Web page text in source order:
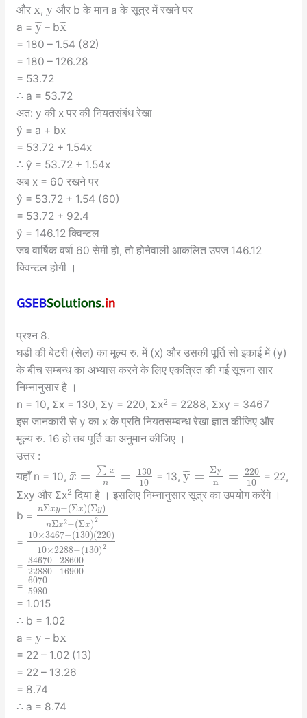
और x
¯¯
¯,y
¯¯
¯ और b के मान a के सूत्र में रखने पर
a = y
¯¯
¯ – bx
¯¯
¯
= 180 – 1.54 (82)
= 180 – 126.28
= 53.72
∴ a = 53.72
अत: y की x पर की नियतसंबंध रेखा
ŷ = a + bx
= 53.72 + 1.54x
∴ ŷ = 53.72 + 1.54x
अब x = 60 रखने पर
ŷ = 53.72 + 1.54 (60)
= 53.72 + 92.4
ŷ = 146.12 क्विन्टल
जब वार्षिक वर्षा 60 सेमी हो, तो होनेवाली आकलित उपज 146.12
क्विन्टल होगी ।
प्रश्न 8.
घडी की बेटरी (सेल) का मूल्य रु. में (x) और उसकी पूर्ति सो इकाई में (y)
के बीच सम्बन्ध का अभ्यास करने के लिए एकत्रित की गई सूचना सार
निम्नानुसार है ।
n = 10, Σx = 130, Σy = 220, Σx2 = 2288, Σxy = 3467
इस जानकारी से y का x के प्रति नियतसम्बन्ध रेखा ज्ञात कीजिए और
मूल्य रु. 16 हो तब पूर्ति का अनुमान कीजिए ।
उत्तर :
यहाँ n = 10, x
¯ = ∑ x
n
=
130
10
= 13, y
¯¯
¯ = Σy
n
=
220
10
= 22,
Σxy और Σx2 दिया है । इसलिए निम्नानुसार सूत्र का उपयोग करेंगे ।
b =
nΣxy−(Σx)(Σy)
nΣx2−(Σx)2
=
10×3467−(130)(220)
10×2288−(130)2
= 34670−28600
22880−16900
= 6070
5980
= 1.015
∴ b = 1.02
a = y
¯¯
¯ – bx
¯¯
¯
= 22 – 1.02 (13)
= 22 – 13.26
= 8.74
∴ a = 8.74